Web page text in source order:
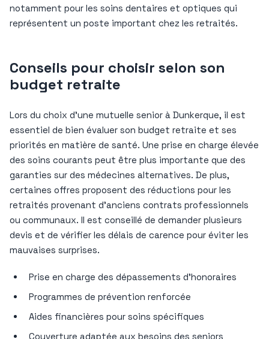
notamment pour les soins dentaires et optiques qui
représentent un poste important chez les retraités.
Conseils pour choisir selon son
budget retraite
Lors du choix d’une mutuelle senior à Dunkerque, il est
essentiel de bien évaluer son budget retraite et ses
priorités en matière de santé. Une prise en charge élevée
des soins courants peut être plus importante que des
garanties sur des médecines alternatives. De plus,
certaines offres proposent des réductions pour les
retraités provenant d’anciens contrats professionnels
ou communaux. Il est conseillé de demander plusieurs
devis et de vérifier les délais de carence pour éviter les
mauvaises surprises.
Prise en charge des dépassements d’honoraires
Programmes de prévention renforcée
Aides financières pour soins spécifiques
Couverture adaptée aux besoins des seniors